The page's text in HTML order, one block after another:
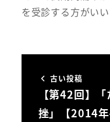
を受診する方がいい
古い投稿
【第42回】
挫」【2014年